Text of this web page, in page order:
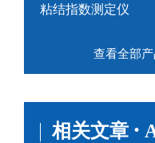
粘结指数测定仪
查看全部
相关文章 ·